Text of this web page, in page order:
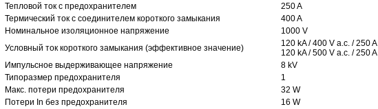
Тепловой ток с предохранителем
250 A
Термический ток с соединителем короткого замыкания
400 A
Номинальное изоляционное напряжение
1000 V
Условный ток короткого замыкания (эффективное значение)
120 kA / 400 V a.c. / 250 A
120 kA / 500 V a.c. / 250 A
Импульсное выдерживающее напряжение
8 kV
Типоразмер предохранителя
1
Макс. потери предохранителя
32 W
Потери In без предохранителя
16 W